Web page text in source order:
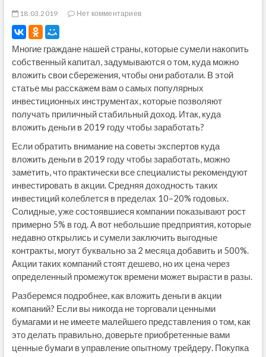
18.03.2019 Нет комментариев
Многие граждане нашей страны, которые сумели накопить
собственный капитал, задумываются о том, куда можно
вложить свои сбережения, чтобы они работали. В этой
статье мы расскажем вам о самых популярных
инвестиционных инструментах, которые позволяют
получать приличный стабильный доход. Итак, куда
вложить деньги в 2019 году чтобы заработать?
Если обратить внимание на советы экспертов куда
вложить деньги в 2019 году чтобы заработать, можно
заметить, что практически все специалисты рекомендуют
инвестировать в акции. Средняя доходность таких
инвестиций колеблется в пределах 10–20% годовых.
Солидные, уже состоявшиеся компании показывают рост
примерно 5% в год. А вот небольшие предприятия, которые
недавно открылись и сумели заключить выгодные
контракты, могут буквально за 2 месяца добавить и 500%.
Акции таких компаний стоят дешево, но их цена через
определенный промежуток времени может вырасти в разы.
Разберемся подробнее, как вложить деньги в акции
компаний? Если вы никогда не торговали ценными
бумагами и не имеете малейшего представления о том, как
это делать правильно, доверьте приобретенные вами
ценные бумаги в управление опытному трейдеру. Покупка